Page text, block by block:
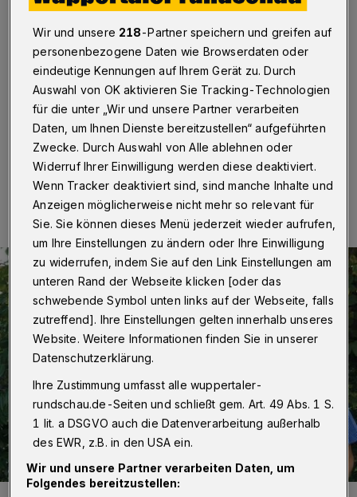
Wuppertal·Die CDA Wuppertal, der Sozialflügel der
Union, hat die CDU-Ratsfraktion aufgefordert, nach
Lösungen zu suchen, "damit in Zukunft möglichst
wenige Kinder in Wuppertal in Armut aufwachsen".
Dazu solle man Gespräche "mit Verantwortlichen und
Experten gleich welcher politischer Coleur" führen.
Eine Minute Lesezeit
Wir und unsere 218-Partner speichern und greifen auf
personenbezogene Daten wie Browserdaten oder
eindeutige Kennungen auf Ihrem Gerät zu. Durch
Auswahl von OK aktivieren Sie Tracking-Technologien
für die unter „Wir und unsere Partner verarbeiten
Daten, um Ihnen Dienste bereitzustellen“ aufgeführten
Zwecke. Durch Auswahl von Alle ablehnen oder
Widerruf Ihrer Einwilligung werden diese deaktiviert.
Wenn Tracker deaktiviert sind, sind manche Inhalte und
Anzeigen möglicherweise nicht mehr so relevant für
Sie. Sie können dieses Menü jederzeit wieder aufrufen,
um Ihre Einstellungen zu ändern oder Ihre Einwilligung
zu widerrufen, indem Sie auf den Link Einstellungen am
unteren Rand der Webseite klicken [oder das
schwebende Symbol unten links auf der Webseite, falls
zutreffend]. Ihre Einstellungen gelten innerhalb unseres
Website. Weitere Informationen finden Sie in unserer
Datenschutzerklärung.
Ihre Zustimmung umfasst alle wuppertaler-
rundschau.de-Seiten und schließt gem. Art. 49 Abs. 1 S.
1 lit. a DSGVO auch die Datenverarbeitung außerhalb
des EWR, z.B. in den USA ein.
Wir und unsere Partner verarbeiten Daten, um
Folgendes bereitzustellen: